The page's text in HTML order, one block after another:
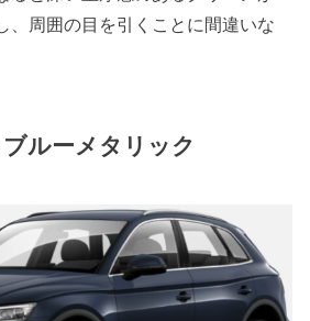
、周囲の目を引くことに間違いな
ルーメタリック